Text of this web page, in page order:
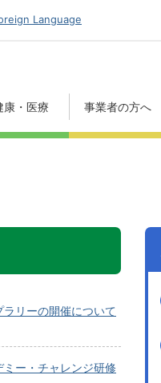
Language
康・医療 事業者の方へ
リーの開催について
ミー・チャレンジ研修